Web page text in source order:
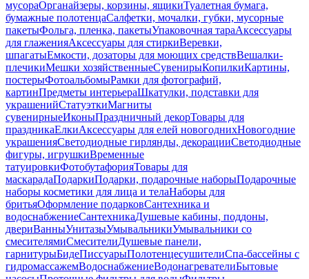
мусораОрганайзеры, корзины, ящикиТуалетная бумага,
бумажные полотенцаСалфетки, мочалки, губки, мусорные
пакетыФольга, пленка, пакетыУпаковочная тараАксессуары
для глаженияАксессуары для стиркиВеревки,
шпагатыЕмкости, дозаторы для моющих средствВешалки-
плечикиМешки хозяйственныеСувенирыКопилкиКартины,
постерыФотоальбомыРамки для фотографий,
картинПредметы интерьераШкатулки, подставки для
украшенийСтатуэткиМагниты
сувенирныеИконыПраздничный декорТовары для
праздникаЕлкиАксессуары для елей новогоднихНовогодние
украшенияСветодиодные гирлянды, декорацииСветодиодные
фигуры, игрушкиВременные
татуировкиФотобутафорияТовары для
маскарадаПодаркиПодарки, подарочные наборыПодарочные
наборы косметики для лица и телаНаборы для
бритьяОформление подарковСантехника и
водоснабжениеСантехникаДушевые кабины, поддоны,
двериВанныУнитазыУмывальникиУмывальники со
смесителямиСмесителиДушевые панели,
гарнитурыБидеПиссуарыПолотенцесушителиСпа-бассейны с
гидромассажемВодоснабжениеВодонагревателиБытовые